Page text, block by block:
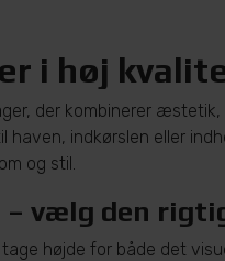
i høj
der kombinerer
indkørslen eller
og stil.
vælg den
højde for både det